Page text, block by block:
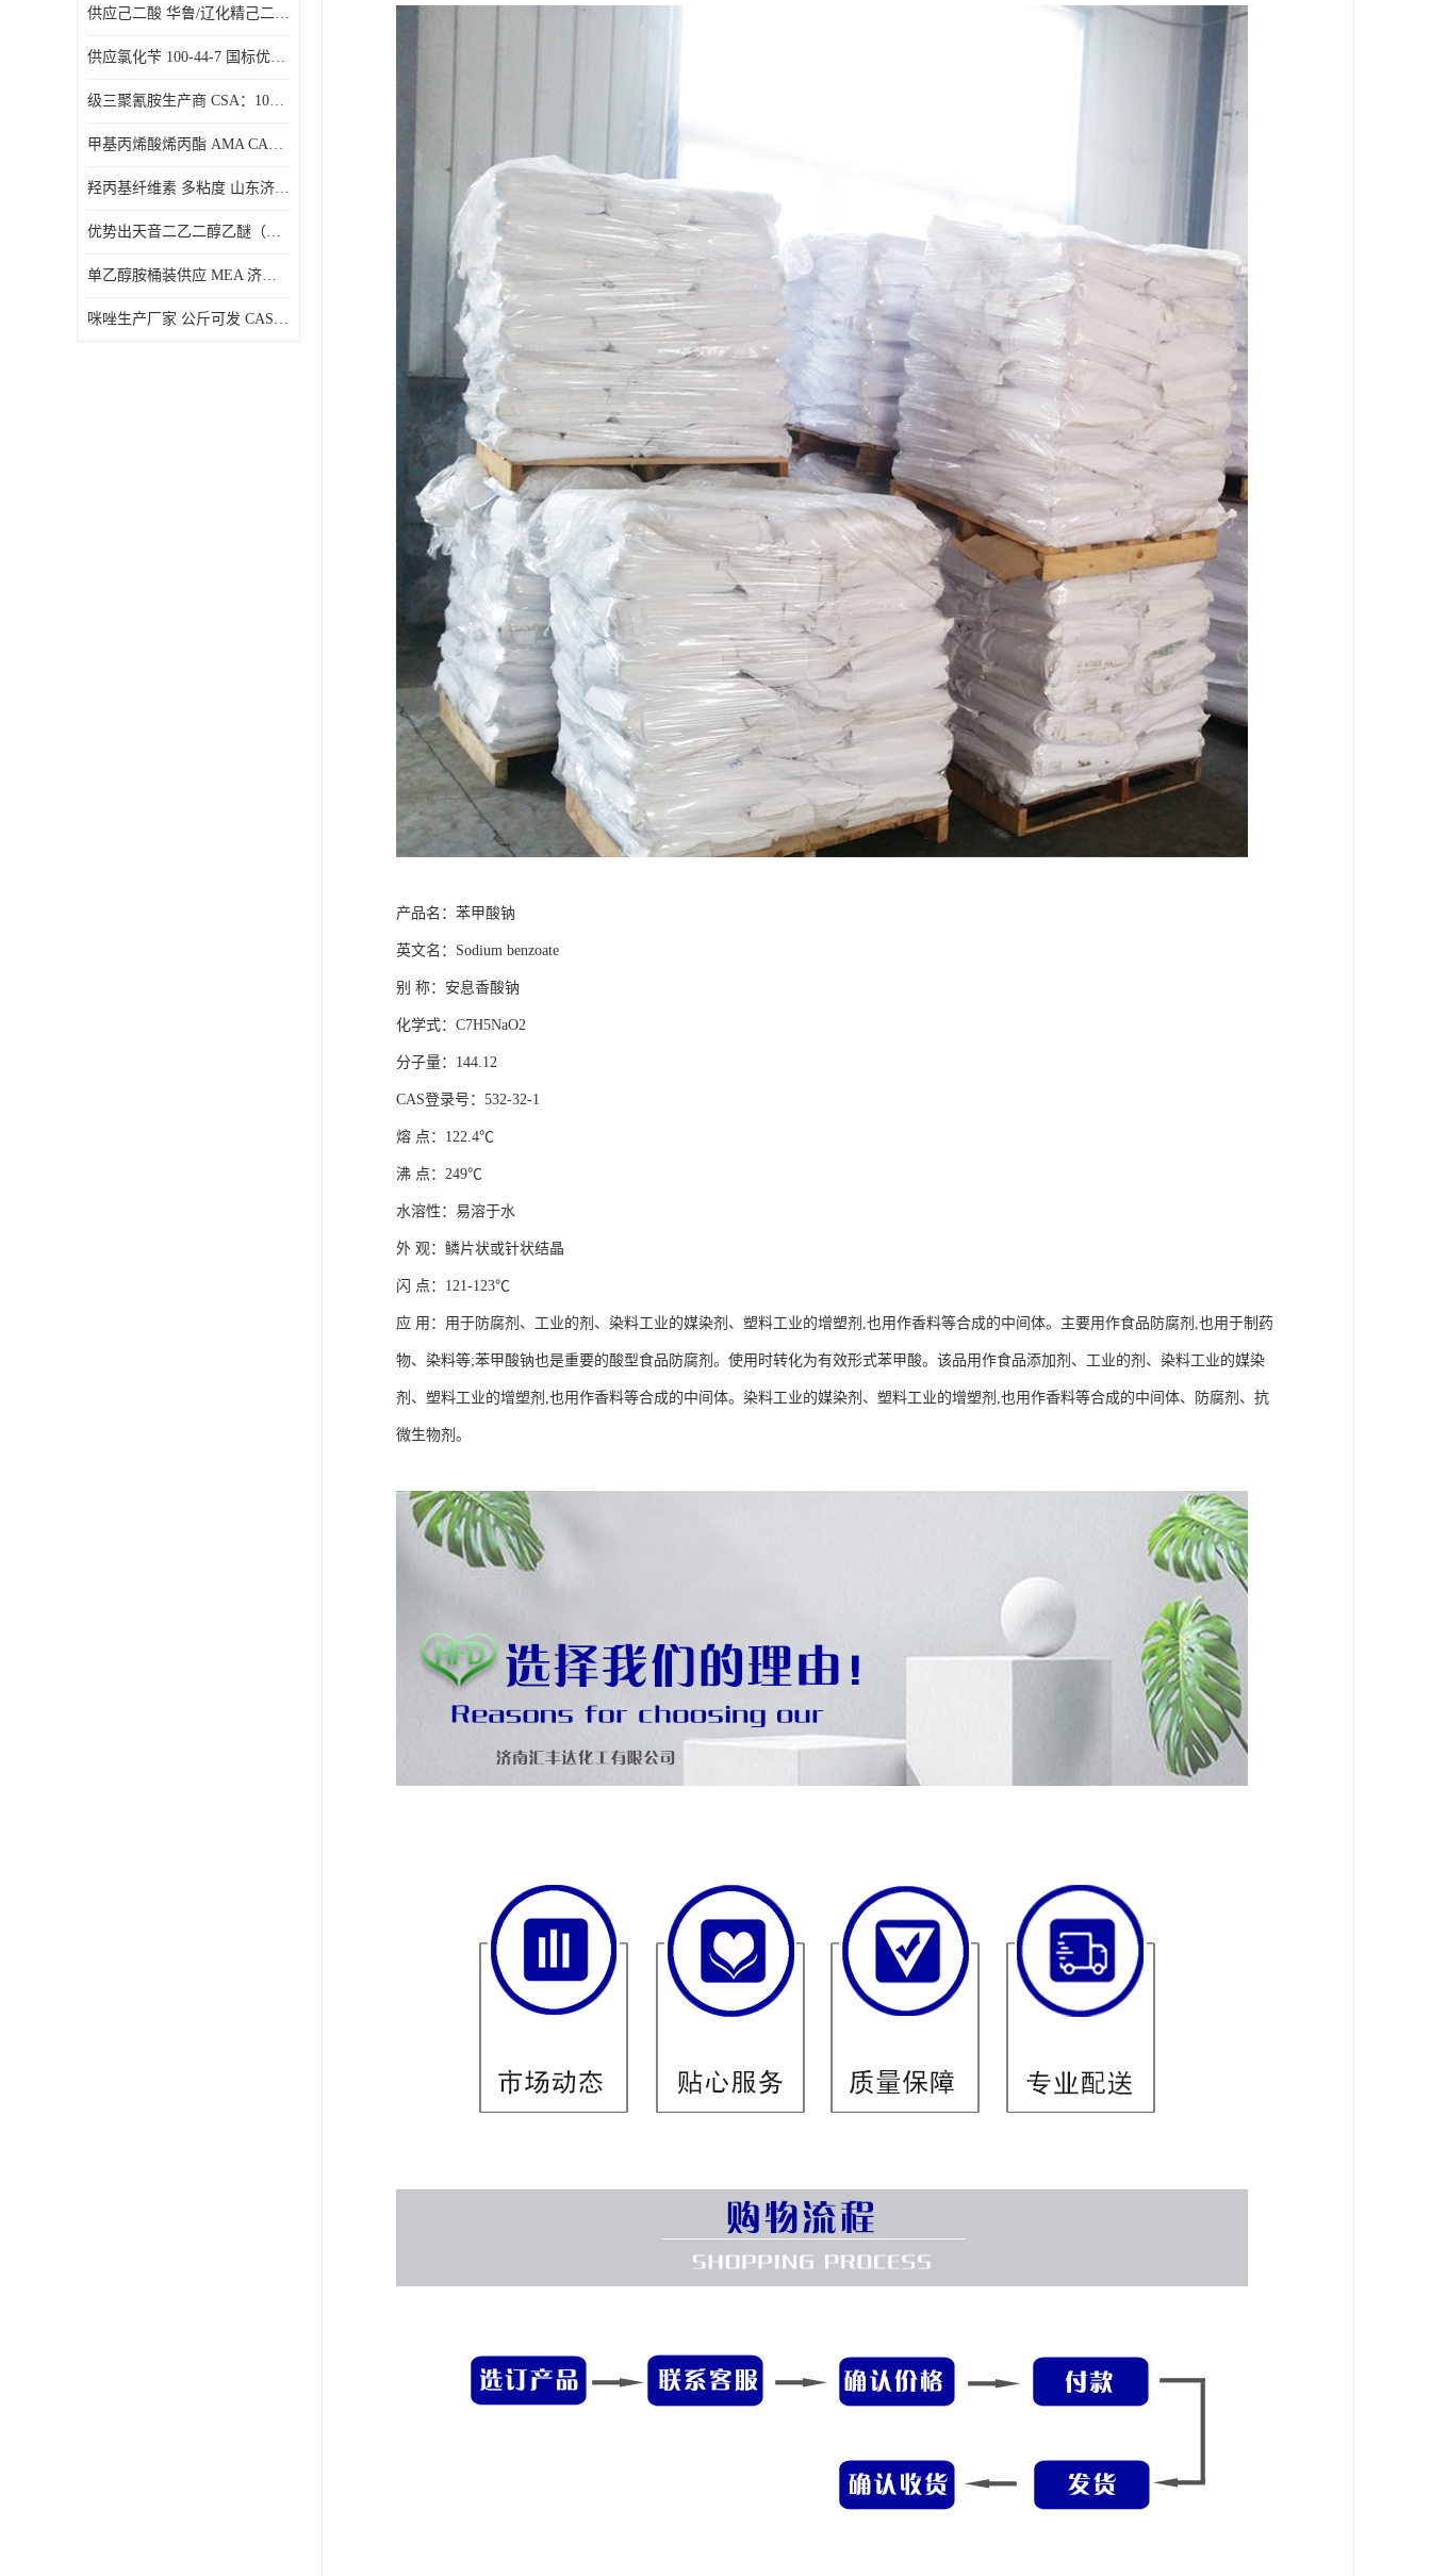
供应己二酸 华鲁/辽化精己二酸 大包装可分小包装现货
供应氯化苄 100-44-7 国标优等品苄基氯 一桶起发
级三聚氰胺生产商 CSA：108-78-1 济南发货
甲基丙烯酸烯丙酯 AMA CAS：96-05-9
羟丙基纤维素 多粘度 山东济南仓库发货
优势出天音二乙二醇乙醚（DPE）山东仓库发现货
单乙醇胺桶装供应 MEA 济南仓库发货 厂家
咪唑生产厂家 公斤可发 CAS:288-32-4
产品名：苯甲酸钠
英文名 ： Sodium benzoate
别 称： 安息香酸钠
化学式： C7H5NaO2
分子量： 144.12
CAS登录号 ： 532-32-1
熔 点 ： 122.4℃
沸 点 ： 249℃
水溶性 ： 易溶于水
外 观： 鳞片状或针状结晶
闪 点 ： 121-123℃
应 用 ： 用于防腐剂、工业的剂、染料工业的媒染剂、塑料工业的增塑剂 ,也用作香料等合成的中间体。主要用作食品防腐剂 ,也用于制药
物、染料等;苯甲酸钠也是重要的酸型食品防腐剂。使用时转化为有效形式苯甲酸。该品用作食品添加剂、工业的剂、染料工业的媒染
剂、塑料工业的增塑剂 ,也用作香料等合成的中间体。染料工业的媒染剂、塑料工业的增塑剂 ,也用作香料等合成的中间体、 防腐剂 、 抗
微生物剂。